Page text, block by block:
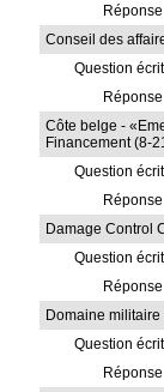
Réponse
Conseil des
Question
Réponse
Côte belge -
Financement (8-
Question
Réponse
Damage Control
Question
Réponse
Domaine
Question
Réponse